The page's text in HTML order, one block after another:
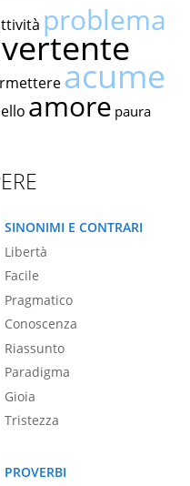
problema
acume
amore paura
SINONIMI E CONTRARI
Libertà
Facile
Pragmatico
Conoscenza
Riassunto
Paradigma
Gioia
Tristezza
PROVERBI